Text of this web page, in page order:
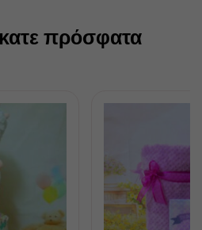
πρόσφατα